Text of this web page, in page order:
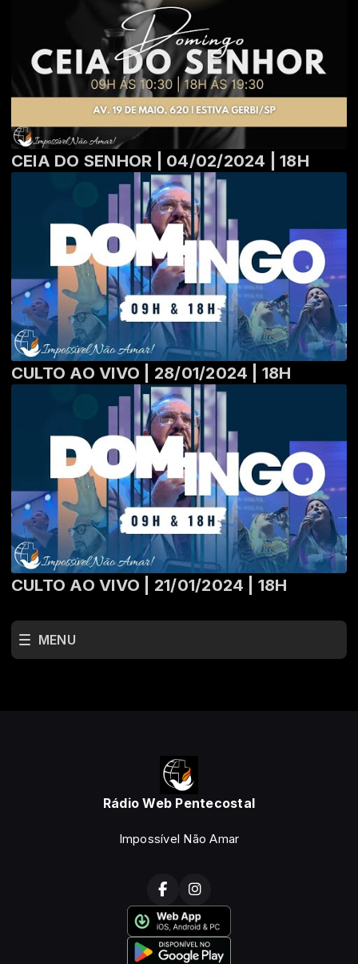
CEIA DO SENHOR | 04/02/2024 | 18H
CULTO AO VIVO | 28/01/2024 | 18H
CULTO AO VIVO | 21/01/2024 | 18H
MENU
Rádio Web Pentecostal
Impossível Não Amar